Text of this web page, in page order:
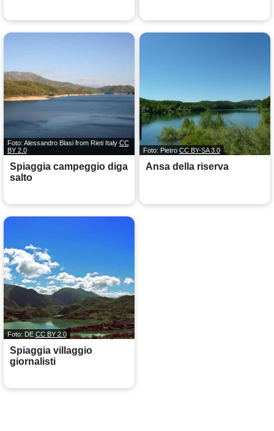
Foto: Alessandro Blasi from Rieti Italy CC
BY 2.0
Spiaggia campeggio diga
salto
Foto: Pietro CC BY-SA 3.0
Ansa della riserva
Foto: DE CC BY 2.0
Spiaggia villaggio
giornalisti